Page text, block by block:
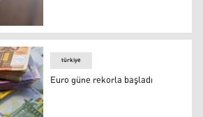
türkiye
Euro güne rekorla başladı